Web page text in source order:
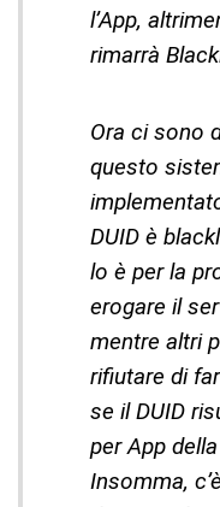
l’App,
rimarrà
Ora ci sono
questo
DUID è
lo è per la
erogare il
mentre altri
rifiutare di
se il DUID
per App
Insomma,